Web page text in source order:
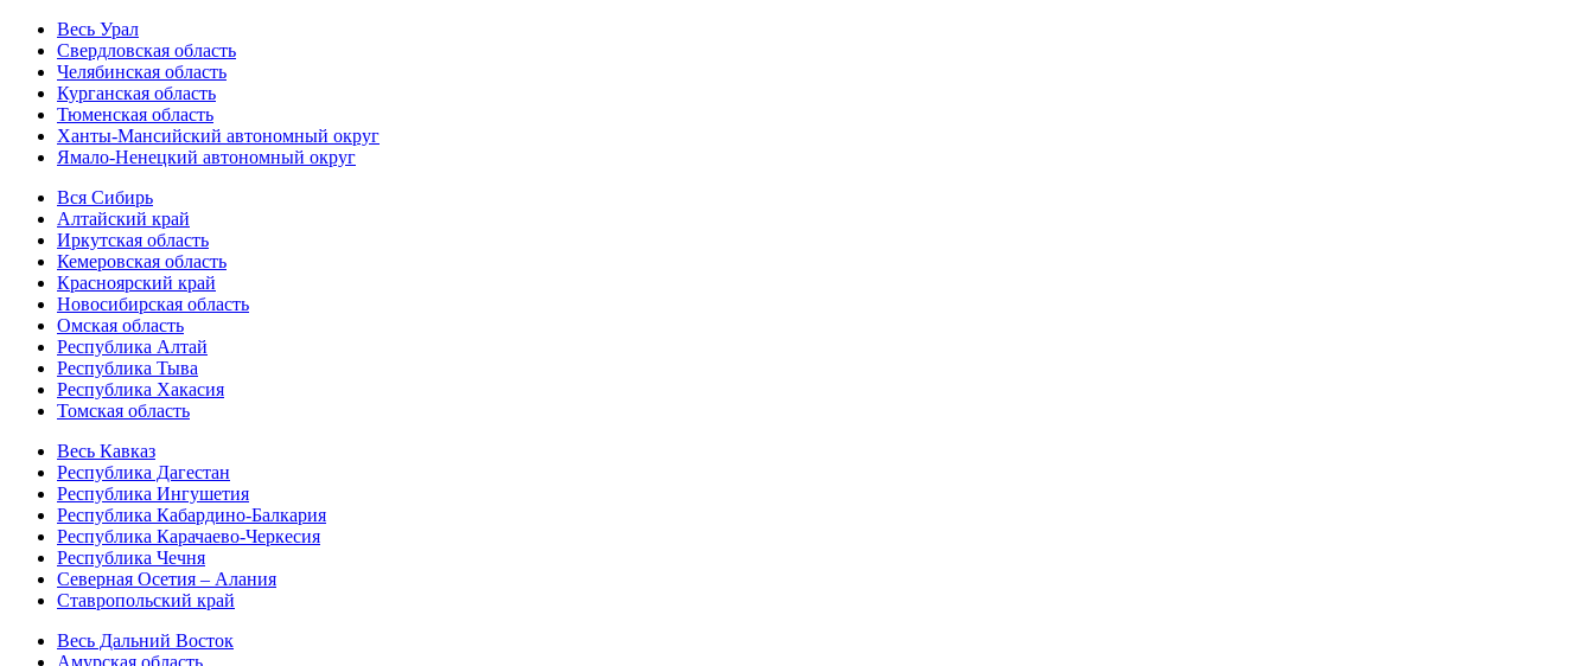
Весь Урал
Свердловская область
Челябинская область
Курганская область
Тюменская область
Ханты-Мансийский автономный округ
Ямало-Ненецкий автономный округ
Вся Сибирь
Алтайский край
Иркутская область
Кемеровская область
Красноярский край
Новосибирская область
Омская область
Республика Алтай
Республика Тыва
Республика Хакасия
Томская область
Весь Кавказ
Республика Дагестан
Республика Ингушетия
Республика Кабардино-Балкария
Республика Карачаево-Черкесия
Республика Чечня
Северная Осетия – Алания
Ставропольский край
Весь Дальний Восток
Амурская область